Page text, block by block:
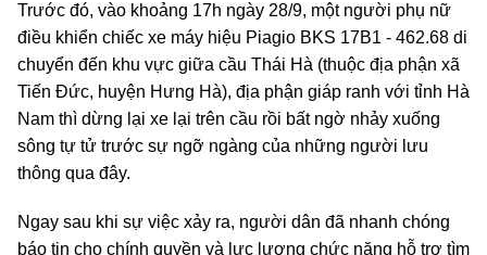
Trước đó, vào khoảng 17h ngày 28/9, một người phụ nữ
điều khiển chiếc xe máy hiệu Piagio BKS 17B1 - 462.68 di
chuyển đến khu vực giữa cầu Thái Hà (thuộc địa phận xã
Tiến Đức, huyện Hưng Hà), địa phận giáp ranh với tỉnh Hà
Nam thì dừng lại xe lại trên cầu rồi bất ngờ nhảy xuống
sông tự tử trước sự ngỡ ngàng của những người lưu
thông qua đây.
Ngay sau khi sự việc xảy ra, người dân đã nhanh chóng
báo tin cho chính quyền và lực lượng chức năng hỗ trợ tìm